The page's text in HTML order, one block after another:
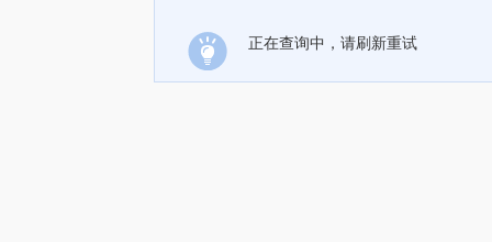
正在查询中，请刷新重试